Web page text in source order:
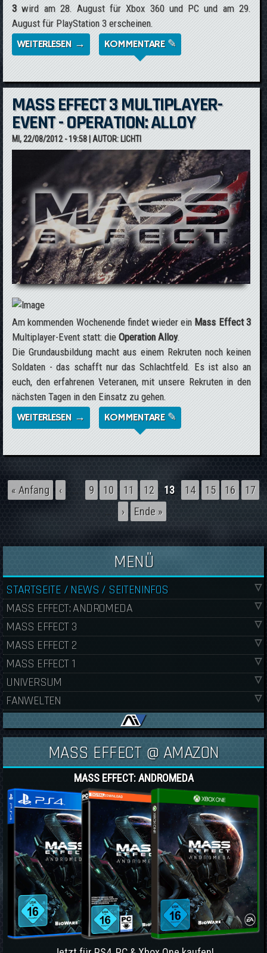
3wird am 28. August für Xbox 360 und PC und am 29.
August für PlayStation 3 erscheinen.
WEITERLESEN → ÜBER NEUER TRAILER ZU MASS EFFECT 3:
LEVIATHAN
KOMMENTARE ✎
MASS EFFECT 3 MULTIPLAYER-
EVENT - OPERATION: ALLOY
MI, 22/08/2012 - 19:58| AUTOR:LICHTI
Am kommenden Wochenende findet wieder einMass Effect 3
Multiplayer-Event statt: dieOperation Alloy.
Die Grundausbildung macht aus einem Rekruten noch keinen
Soldaten - das schafft nur das Schlachtfeld. Es ist also an
euch, den erfahrenen Veteranen, mit unsere Rekruten in den
nächsten Tagen in den Einsatz zu gehen.
WEITERLESEN → ÜBER MASS EFFECT 3 MULTIPLAYER-EVENT
- OPERATION: ALLOY
KOMMENTARE ✎
Seiten
« Anfang ‹ 9 10 11 12 13 14 15 16
17
…
› Ende »
MENÜ
STARTSEITE / NEWS / SEITENINFOS
MASS EFFECT: ANDROMEDA
MASS EFFECT 3
MASS EFFECT 2
MASS EFFECT 1
UNIVERSUM
FANWELTEN
MASS EFFECT @ AMAZON
MASS EFFECT: ANDROMEDA